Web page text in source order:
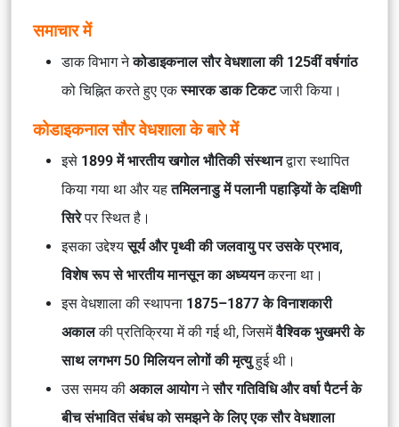
समाचार में
डाक विभाग नेकोडाइकनाल सौर वेधशाला की 125वीं वर्षगांठ
को चिह्नित करते हुए एकस्मारक डाक टिकटजारी किया।
कोडाइकनाल सौर वेधशाला के बारे में
इसे 1899 में भारतीय खगोल भौतिकी संस्थानद्वारा स्थापित
किया गया था और यहतमिलनाडु में पलानी पहाड़ियों के दक्षिणी
सिरेपर स्थित है।
इसका उद्देश्यसूर्य और पृथ्वी की जलवायु पर उसके प्रभाव,
विशेष रूप से भारतीय मानसून का अध्ययनकरना था।
इस वेधशाला की स्थापना 1875–1877 के विनाशकारी
अकालकी प्रतिक्रिया में की गई थी, जिसमेंवैश्विक भुखमरी के
साथ लगभग 50 मिलियन लोगों की मृत्युहुई थी।
उस समय की अकाल आयोगनेसौर गतिविधि और वर्षा पैटर्न के
बीच संभावित संबंध को समझने के लिए एक सौर वेधशाला